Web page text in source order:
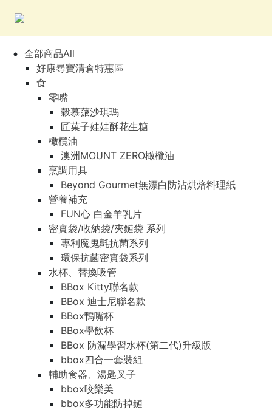
全部商品All
好康尋寶清倉特惠區
食
零嘴
穀慕蒎沙琪瑪
匠菓子娃娃酥花生糖
橄欖油
澳洲MOUNT ZERO橄欖油
烹調用具
Beyond Gourmet無漂白防沾烘焙料理紙
營養補充
FUN心 白金羊乳片
密實袋/收納袋/夾鏈袋 系列
專利魔鬼氈抗菌系列
環保抗菌密實袋系列
水杯、替換吸管
BBox Kitty聯名款
BBox 迪士尼聯名款
BBox鴨嘴杯
BBox學飲杯
BBox 防漏學習水杯(第二代)升級版
bbox四合一套裝組
輔助食器、湯匙叉子
bbox咬樂美
bbox多功能防掉鏈